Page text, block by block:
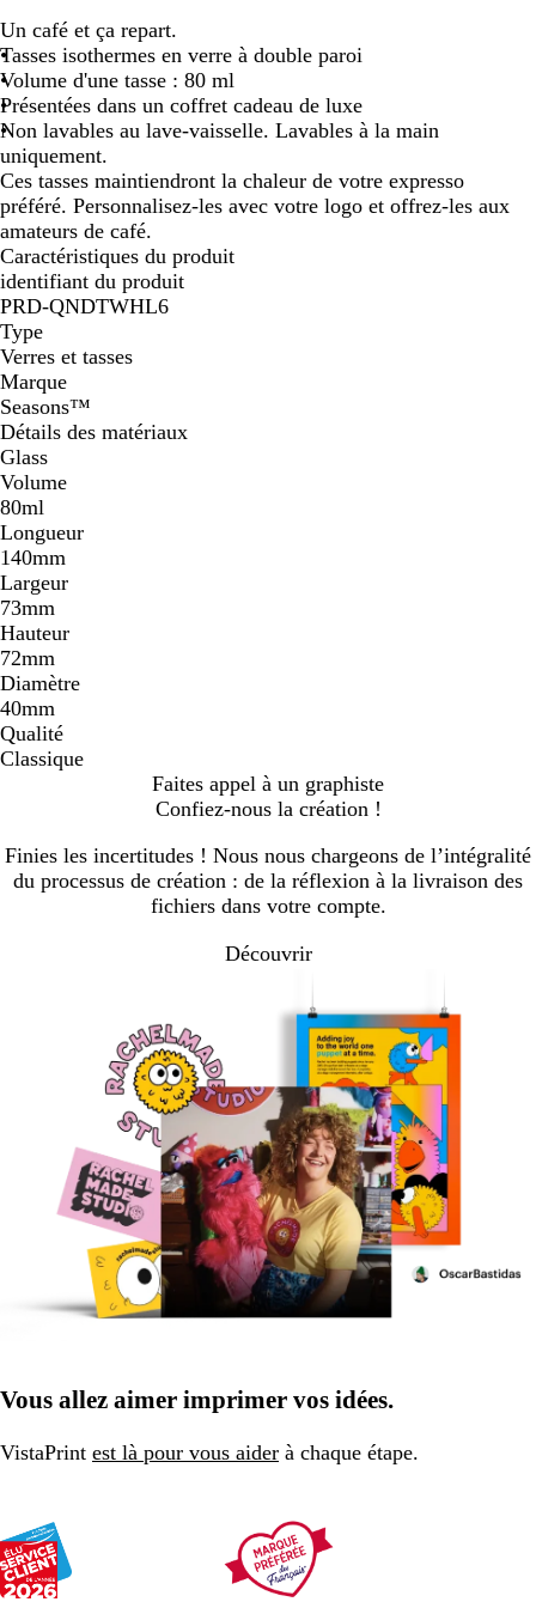
a
n
s
p
a
r
e
n
t
Un café et ça repart.
Tasses isothermes en verre à double paroi
Volume d'une tasse : 80 ml
Présentées dans un coffret cadeau de luxe
Non lavables au lave-vaisselle. Lavables à la main
uniquement.
Ces tasses maintiendront la chaleur de votre expresso
préféré. Personnalisez-les avec votre logo et offrez-les aux
amateurs de café.
Caractéristiques du produit
identifiant du produit
PRD-QNDTWHL6
Type
Verres et tasses
Marque
Seasons™
Détails des matériaux
Glass
Volume
80ml
Longueur
140mm
Largeur
73mm
Hauteur
72mm
Diamètre
40mm
Qualité
Classique
Faites appel à un graphiste
Confiez-nous la création !
Finies les incertitudes ! Nous nous chargeons de l’intégralité
du processus de création : de la réflexion à la livraison des
fichiers dans votre compte.
Découvrir
Vous allez aimer imprimer vos idées.
VistaPrint est là pour vous aider à chaque étape.